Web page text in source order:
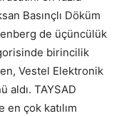
Basınçlı Döküm
de üçüncülük
birincilik
Vestel Elektronik
aldı. TAYSAD
çok katılım